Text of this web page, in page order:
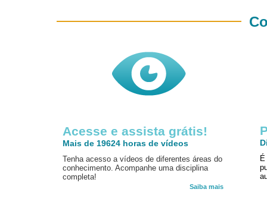
Acesse e assista grátis!
Mais de 19624 horas de vídeos
Tenha acesso a vídeos de diferentes áreas do
conhecimento. Acompanhe uma disciplina
completa!
Saiba mais